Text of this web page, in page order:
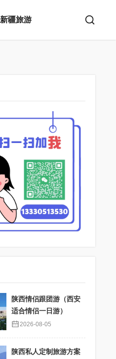
新疆旅游
陕西情侣跟团游（西安
适合情侣一日游）
2026-08-05
陕西私人定制旅游方案